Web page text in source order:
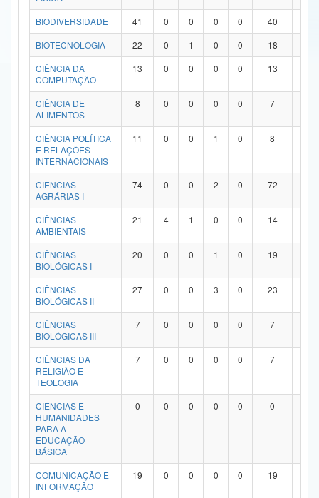
Advocacia-Geral da União
Banco Central do Brasil
BIODIVERSIDADE 41 0 0 0 0 40
BIOTECNOLOGIA
22 0 1 0 0 18
CIÊNCIA DA
COMPUTAÇÃO
13 0 0 0 0 13
CIÊNCIA DE
ALIMENTOS
8 0 0 0 0 7
CIÊNCIA POLÍTICA
E RELAÇÕES
INTERNACIONAIS
11 0 0 1 0 8
CIÊNCIAS
AGRÁRIAS I
74 0 0 2 0 72
CIÊNCIAS
AMBIENTAIS
21 4 1 0 0 14
CIÊNCIAS
BIOLÓGICAS I
20 0 0 1 0 19
CIÊNCIAS
BIOLÓGICAS II
27 0 0 3 0 23
CIÊNCIAS
BIOLÓGICAS III
7 0 0 0 0 7
CIÊNCIAS DA
RELIGIÃO E
TEOLOGIA
7 0 0 0 0 7
CIÊNCIAS E
HUMANIDADES
PARA A
EDUCAÇÃO
BÁSICA
0 0 0 0 0 0
COMUNICAÇÃO E
INFORMAÇÃO
19 0 0 0 0 19